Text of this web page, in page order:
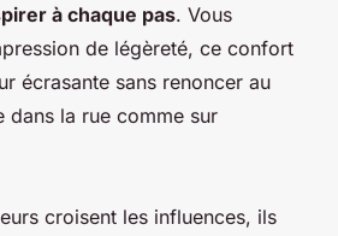
à chaque pas. Vous
de légèreté, ce confort
écrasante sans renoncer au
dans la rue comme sur
croisent les influences, ils